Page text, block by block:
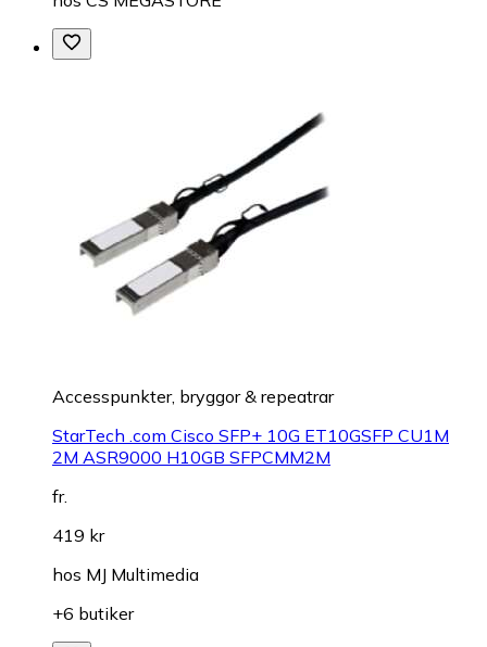
Accesspunkter, bryggor & repeatrar
StarTech .com Cisco SFP+ 10G ET10GSFP CU1M
2M ASR9000 H10GB SFPCMM2M
fr.
419 kr
hos MJ Multimedia
+6 butiker